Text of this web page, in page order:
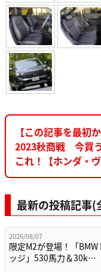
【この記事を最初
2023秋商戦 今買
これ！【ホンダ・ヴ
最新の投稿記事(
2026/08/07
限定M2が登場！「BMW
ッジ」530馬力＆30k…